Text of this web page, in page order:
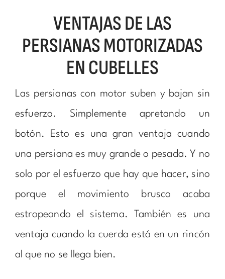
VENTAJAS DE LAS
PERSIANAS MOTORIZADAS
EN CUBELLES
Las persianas con motor suben y bajan sin
esfuerzo. Simplemente apretando un
botón. Esto es una gran ventaja cuando
una persiana es muy grande o pesada. Y no
solo por el esfuerzo que hay que hacer, sino
porque el movimiento brusco acaba
estropeando el sistema. También es una
ventaja cuando la cuerda está en un rincón
al que no se llega bien.